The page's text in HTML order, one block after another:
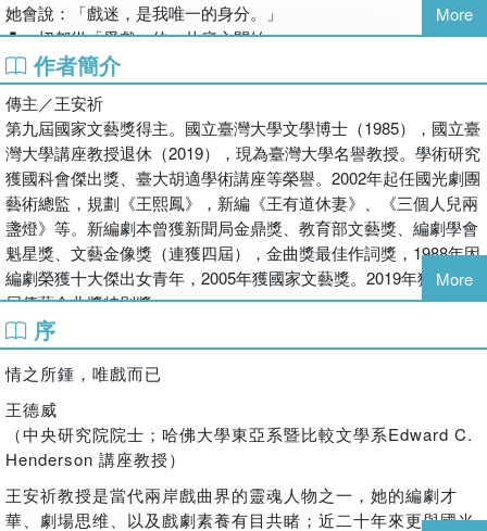
她會說：「戲迷，是我唯一的身分。」
▍一切都從「愛戲」的一片癡心開始。
打從娘胎即開始聽戲的王安祈，自幼著迷於戲曲，在她聽遍名角絕
唱、看遍經典老戲之餘，這些一再搬演的劇碼漸漸無法滿足她對戲
的深層渴望，且隨著時代改變，老觀眾凋零，而年輕人不再以戲曲
為日常娛樂，傳統戲曲無疑面臨了難以傳承維繫的危機。如何讓戲
曲與當代接軌？傳統之中是否有創新的可能？
正因王安祈是如此的熱愛傳統京劇，她更不忍視其悄然湮沒在時代
長河裡，王安祈以戲曲為終身志業，二○○二年起接掌國光劇團藝術
總監，致力推動戲曲現代化及文學化。國光劇團創團於一九九五
年，於今已走過二十五載，抱持著對培養新生代與傳承技藝的使
命，在劇藝的耕耘與開闢上，無不卯足全力。
監，她以怎樣的理念打造出國光新編劇的嶄新面貌，由外而內的挖
掘角色人物的人性與情感，也由內而外的將其文學理念透過戲曲傳
遞給觀眾。在不同的創作階段中，傳統與創新兩股力量互有拉扯，
更有融合與交會的精彩火花。
More
作者簡介
傳主／王安祈
第九屆國家文藝獎得主。國立臺灣大學文學博士（1985），國立臺
灣大學講座教授退休（2019），現為臺灣大學名譽教授。學術研究
獲國科會傑出獎、臺大胡適學術講座等榮譽。2002年起任國光劇團
藝術總監，規劃《王熙鳳》，新編《王有道休妻》、《三個人兒兩
盞燈》等。新編劇本曾獲新聞局金鼎獎、教育部文藝獎、編劇學會
魁星獎、文藝金像獎（連獲四屆），金曲獎最佳作詞獎，1988年因
編劇榮獲十大傑出女青年，2005年獲國家文藝獎。2019年獲第卅
屆傳藝金曲獎特別獎。
作者／王照璵
生於台南，國立中央大學中國文學博士。碩士班時在王安祈老師的
影響下，一頭栽進繽紛的戲曲世界，自此戲曲成為生命不可分割的
一部分。喜愛品味戲曲演出中：伶人、故事、聲腔，交疊映照出的
人生況味。碩士論文《清代中後期北京「品優」文化研究》，博士
More
序
情之所鍾，唯戲而已
王德威
（中央研究院院士；哈佛大學東亞系暨比較文學系Edward C.
Henderson 講座教授）
王安祈教授是當代兩岸戲曲界的靈魂人物之一，她的編劇才
華、劇場思维、以及戲劇素養有目共睹；近二十年來更與國光